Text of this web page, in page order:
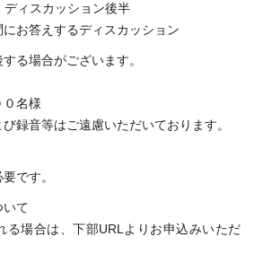
ィスカッション後半
にお答えするディスカッション
る場合がございます。
名様
録音等はご遠慮いただいております。
です。
いて
場合は、下部URLよりお申込みいただ